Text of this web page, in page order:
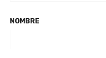
NOMBRE